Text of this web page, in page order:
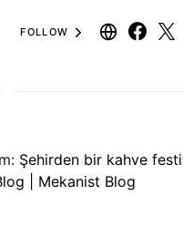
FOLLOW
Şehirden bir kahve
| Mekanist Blog